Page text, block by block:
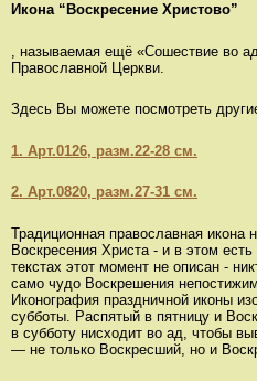
Икона “Воскресение Христово”
, называемая ещё «Сошествие во
Православной Церкви.
Здесь Вы можете посмотреть
1. Арт.0126, разм.22-28 см.
2. Арт.0820, разм.27-31 см.
Традиционная православная икона
Воскресения Христа - и в этом
текстах этот момент не описан -
само чудо Воскрешения
Иконография праздничной иконы
субботы. Распятый в пятницу и
в субботу нисходит во ад, чтобы
— не только Воскресший, но и